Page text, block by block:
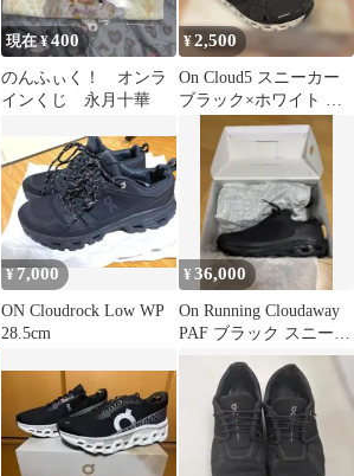
現在 ¥400
のんふぃく！ オンラ
インくじ 永月十華
¥2,500
On Cloud5 スニーカー
ブラック×ホワイト レ
ディース
¥7,000
ON Cloudrock Low WP
28.5cm
¥36,000
On Running Cloudaway
PAF ブラック スニーカ
ー